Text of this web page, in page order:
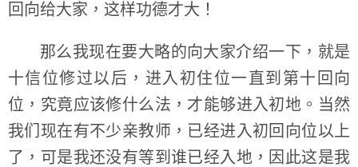
回向给大家，这样功德才大！
那么我现在要大略的向大家介绍一下，就是
十信位修过以后，进入初住位一直到第十回向
位，究竟应该修什么法，才能够进入初地。当然
我们现在有不少亲教师，已经进入初回向位以上
了，可是我还没有等到谁已经入地，因此这是我